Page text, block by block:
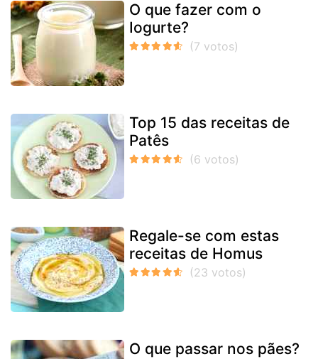
O que fazer com o
Iogurte?
Top 15 das receitas de
Patês
Regale-se com estas
receitas de Homus
O que passar nos pães?